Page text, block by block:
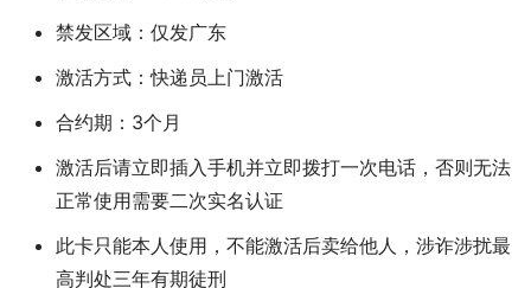
禁发区域：仅发广东
激活方式：快递员上门激活
合约期：3个月
激活后请立即插入手机并立即拨打一次电话，否则无法
正常使用需要二次实名认证
此卡只能本人使用，不能激活后卖给他人，涉诈涉扰最
高判处三年有期徒刑